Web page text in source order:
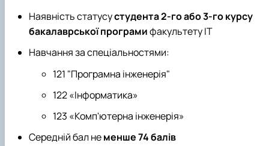
Наявність статусустудента 2-го або 3-го курсу
бакалаврської програмифакультету ІТ
Навчання за спеціальностями:
121 "Програмна інженерія"
122 «Інформатика»
123 «Комп'ютерна інженерія»
Середній бал неменше 74 балів